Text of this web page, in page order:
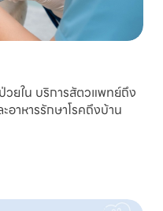
ยใน บริการสัตวแพทย์ถึง
อาหารรักษาโรคถึงบ้าน